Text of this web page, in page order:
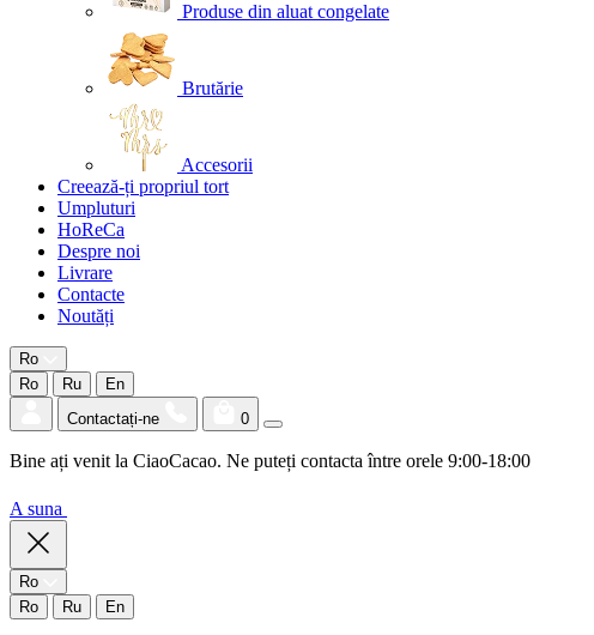
Produse din aluat congelate
Brutărie
Accesorii
Creează-ți propriul tort
Umpluturi
HoReCa
Despre noi
Livrare
Contacte
Noutăți
Ro
Ro
Ru
En
Contactați-ne
0
Bine ați venit la CiaoCacao. Ne puteți contacta între orele 9:00-18:00
A suna
Ro
Ro
Ru En